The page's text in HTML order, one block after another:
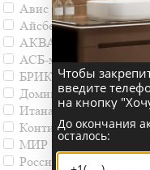
Авис
Айсберг
АКВАТОН
АСБ-мебель
БРИКЛАЕР
Домино
Итана
Континент
МИР ЗЕРКАЛ
Россия
Чтобы
введите
на кнопку
До окончания
осталось: